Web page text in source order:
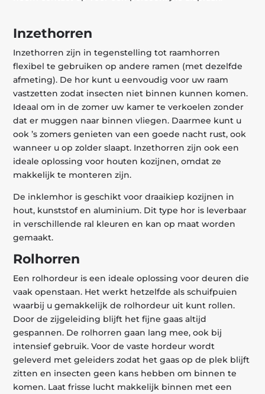
Inzethorren
Inzethorren zijn in tegenstelling tot raamhorren
flexibel te gebruiken op andere ramen (met dezelfde
afmeting). De hor kunt u eenvoudig voor uw raam
vastzetten zodat insecten niet binnen kunnen komen.
Ideaal om in de zomer uw kamer te verkoelen zonder
dat er muggen naar binnen vliegen. Daarmee kunt u
ook ’s zomers genieten van een goede nacht rust, ook
wanneer u op zolder slaapt. Inzethorren zijn ook een
ideale oplossing voor houten kozijnen, omdat ze
makkelijk te monteren zijn.
De inklemhor is geschikt voor draaikiep kozijnen in
hout, kunststof en aluminium. Dit type hor is leverbaar
in verschillende ral kleuren en kan op maat worden
gemaakt.
Rolhorren
Een rolhordeur is een ideale oplossing voor deuren die
vaak openstaan. Het werkt hetzelfde als schuifpuien
waarbij u gemakkelijk de rolhordeur uit kunt rollen.
Door de zijgeleiding blijft het fijne gaas altijd
gespannen. De rolhorren gaan lang mee, ook bij
intensief gebruik. Voor de vaste hordeur wordt
geleverd met geleiders zodat het gaas op de plek blijft
zitten en insecten geen kans hebben om binnen te
komen. Laat frisse lucht makkelijk binnen met een